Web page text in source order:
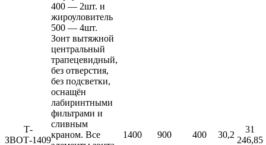
400 — 2шт. и
жироуловитель
500 — 4шт.
Т-
ЗВОТ-1409
Зонт вытяжной
центральный
трапецевидный,
без отверстия,
без подсветки,
оснащён
лабиринтными
фильтрами и
сливным
краном. Все
1400 900 400 30,2
31
246,85